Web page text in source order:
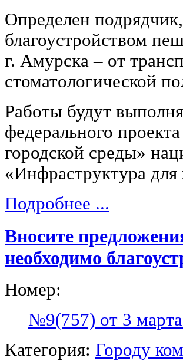
Определен
благоустройством
г. Амурска ‒ от
стоматологической
Работы будут
федерального
городской среды»
«Инфраструктура
Подробнее ...
Вносите
необходимо
Номер:
№9(757) от 3
Категория: Городу